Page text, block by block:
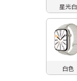
星光白
白色